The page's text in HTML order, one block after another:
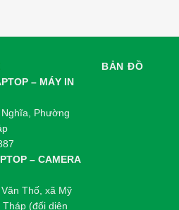
– MÁY IN
Phường
– CAMERA
Thố, xã Mỹ
(đối diện
BẢN ĐỒ